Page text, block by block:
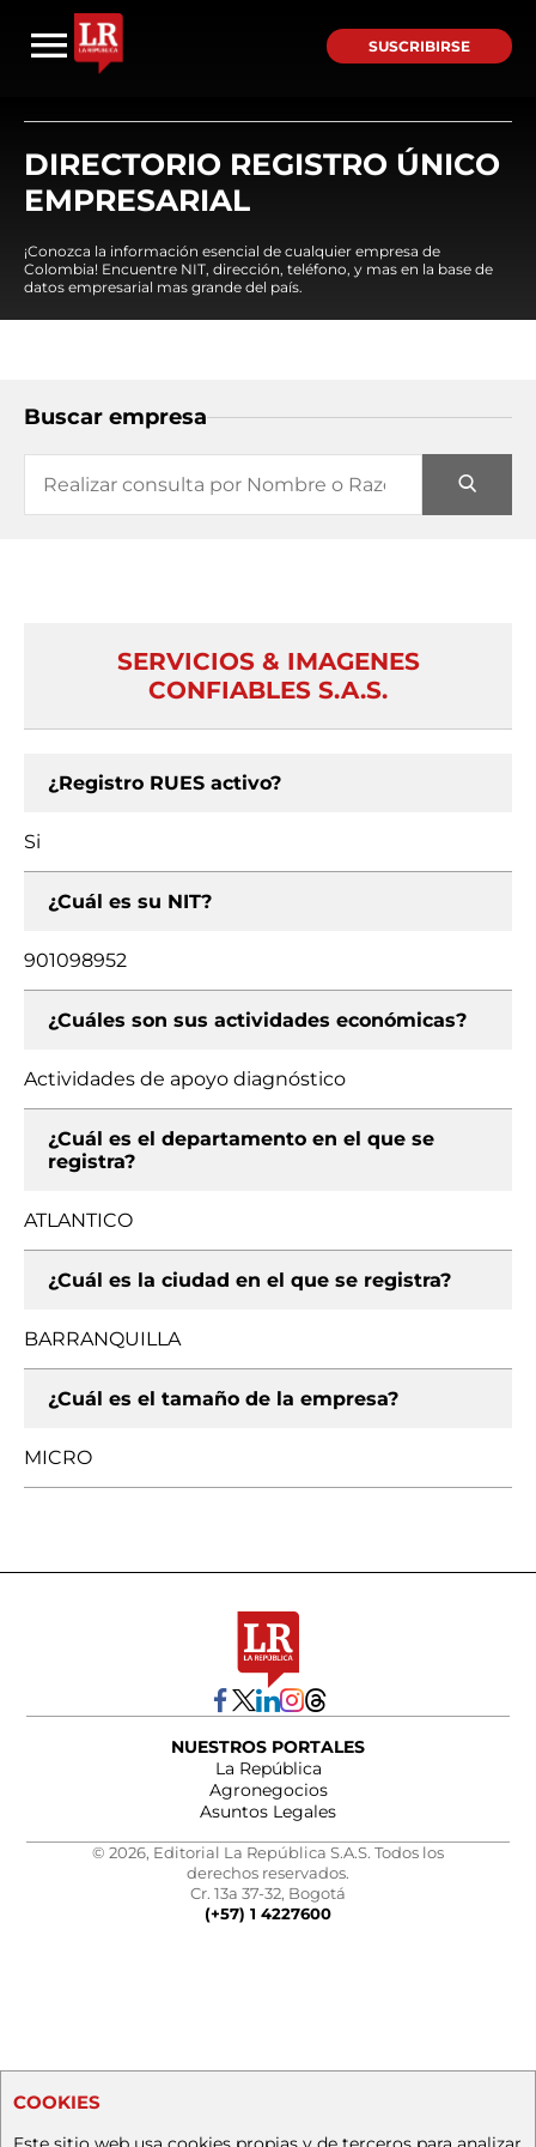
SUSCRIBIRSE
DIRECTORIO REGISTRO ÚNICO
EMPRESARIAL
¡Conozca la información esencial de cualquier empresa de
Colombia! Encuentre NIT, dirección, teléfono, y mas en la base de
datos empresarial mas grande del país.
Buscar empresa
SERVICIOS & IMAGENES
CONFIABLES S.A.S.
¿Registro RUES activo?
Si
¿Cuál es su NIT?
901098952
¿Cuáles son sus actividades económicas?
Actividades de apoyo diagnóstico
¿Cuál es el departamento en el que se
registra?
ATLANTICO
¿Cuál es la ciudad en el que se registra?
BARRANQUILLA
¿Cuál es el tamaño de la empresa?
MICRO
NUESTROS PORTALES
La República
Agronegocios
Asuntos Legales
© 2026, Editorial La República S.A.S. Todos los
derechos reservados.
Cr. 13a 37-32, Bogotá
(+57) 1 4227600
COOKIES